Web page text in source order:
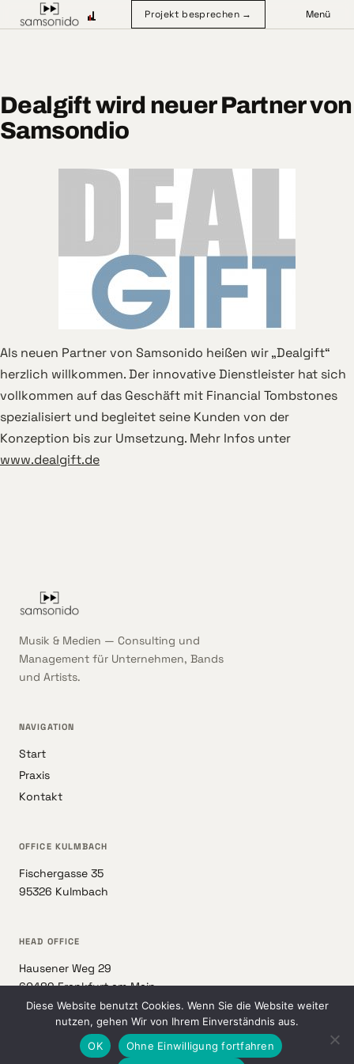
Projekt besprechen → Menü
Dealgift wird neuer Partner von
Samsondio
Als neuen Partner von Samsonido heißen wir „Dealgift“
herzlich willkommen. Der innovative Dienstleister hat sich
vollkommen auf das Geschäft mit Financial Tombstones
spezialisiert und begleitet seine Kunden von der
Konzeption bis zur Umsetzung. Mehr Infos unter
www.dealgift.de
Musik & Medien — Consulting und
Management für Unternehmen, Bands
und Artists.
NAVIGATION
Start
Praxis
Kontakt
OFFICE KULMBACH
Fischergasse 35
95326 Kulmbach
HEAD OFFICE
Hausener Weg 29
60489 Frankfurt am Main
© 2026 Samsonido GmbH ImpressumDatenschutz
Diese Website benutzt Cookies. Wenn Sie die Website weiter
nutzen, gehen Wir von Ihrem Einverständnis aus.
OK
Ohne Einwilligung fortfahren